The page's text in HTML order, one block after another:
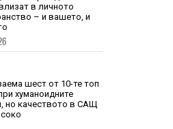
на DuckDuckGo са
не се зареждат никога
в личното
– и вашето, и